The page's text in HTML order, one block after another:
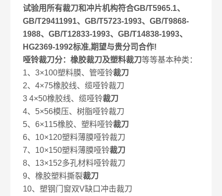
试验用所有裁刀和冲片机构符合GB/T5965.1、
GB/T29411991、GB/T5723-1993、GB/T9868-
1988、GB/T12833-1993、GB/T14838-1993、
HG2369-1992标准,期望与贵分司合作!
哑铃裁刀分：橡胶裁刀及塑料裁刀等等基本种类：
1、3×100塑料膜、管哑铃裁刀
2、4×75橡胶线、缆哑铃裁刀
3 4×50橡胶线、缆哑铃裁刀
4、5×56模压、树脂哑铃裁刀
5、6×115橡胶、塑料哑铃裁刀
6、10×120塑料薄膜哑铃裁刀
7、10×150塑料薄膜哑铃裁刀
8、13×152多孔材料哑铃裁刀
9、橡胶塑料撕裂裁刀
10、塑钢门窗双V缺口冲击裁刀